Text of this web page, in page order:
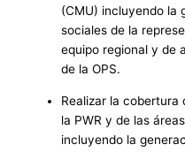
(CMU) incluyendo la
sociales de la
equipo regional y de
de la OPS.
Realizar la
la PWR y de las
incluyendo la